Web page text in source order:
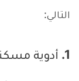
التالي:
1. أدوية مسكنات الالم